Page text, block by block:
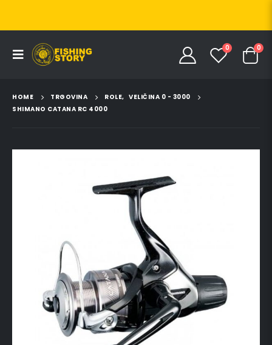
0 0
HOME TRGOVINA ROLE, VELIČINA 0 - 3000
SHIMANO CATANA RC 4000